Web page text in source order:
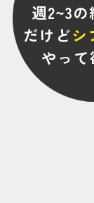
週2~3
だけどシ
やっ